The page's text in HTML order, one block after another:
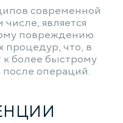
современной
является
повреждению
что, в
к более быстрому
операций.